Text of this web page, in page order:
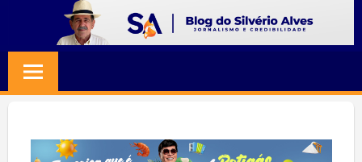
content
SILVERIO
ALVES
Jornalismo
Credibilidade